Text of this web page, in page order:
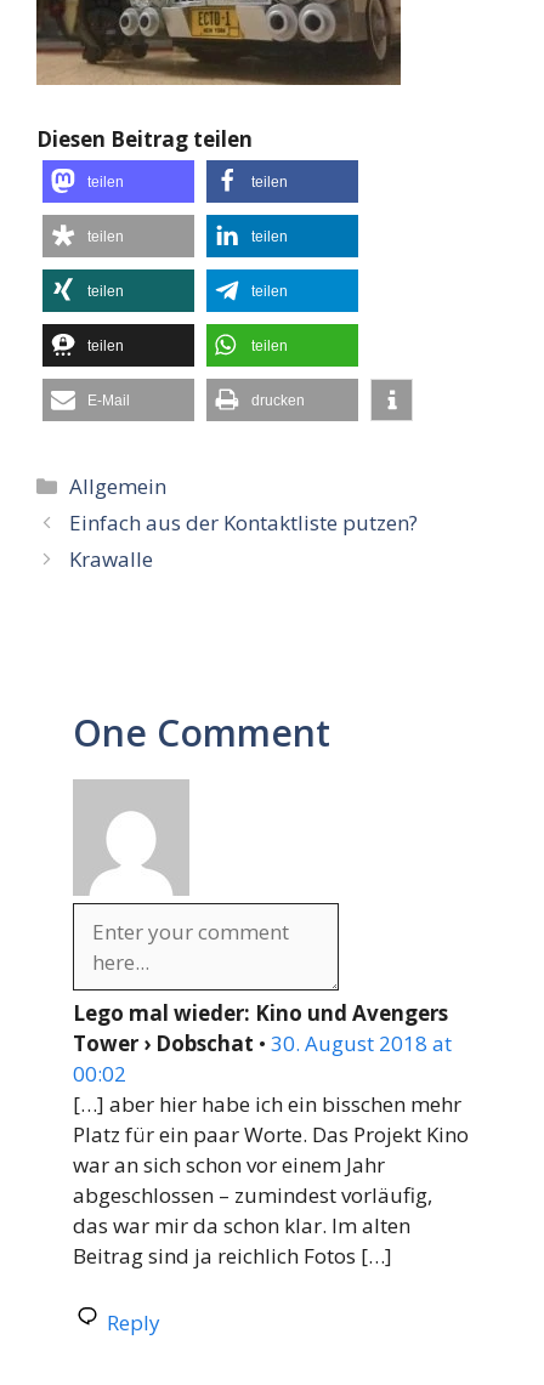
Diesen Beitrag teilen
teilen teilen
teilen teilen
teilen teilen
teilen teilen
E-Mail drucken
Kategorien
Allgemein
Einfach aus der Kontaktliste putzen?
Krawalle
One Comment
Lego mal wieder: Kino und Avengers
Tower › Dobschat • 30. August 2018 at
00:02
[…] aber hier habe ich ein bisschen mehr
Platz für ein paar Worte. Das Projekt Kino
war an sich schon vor einem Jahr
abgeschlossen – zumindest vorläufig,
das war mir da schon klar. Im alten
Beitrag sind ja reichlich Fotos […]
Reply